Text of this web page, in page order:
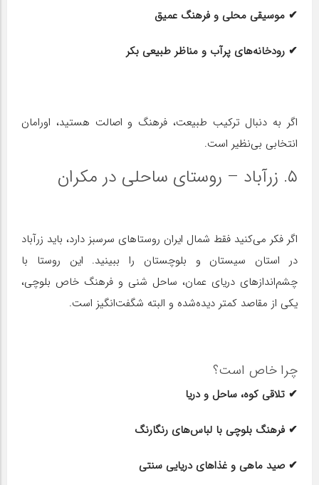
✔ موسیقی محلی و فرهنگ عمیق
✔ رودخانه‌های پرآب و مناظر طبیعی بکر
اگر به دنبال ترکیب طبیعت، فرهنگ و اصالت هستید، اورامان
انتخابی بی‌نظیر است.
۵. زرآباد – روستای ساحلی در مکران
اگر فکر می‌کنید فقط شمال ایران روستاهای سرسبز دارد، باید زرآباد
در استان سیستان و بلوچستان را ببینید. این روستا با
چشم‌اندازهای دریای عمان، ساحل شنی و فرهنگ خاص بلوچی،
یکی از مقاصد کمتر دیده‌شده و البته شگفت‌انگیز است.
چرا خاص است؟
✔ تلاقی کوه، ساحل و دریا
✔ فرهنگ بلوچی با لباس‌های رنگارنگ
✔ صید ماهی و غذاهای دریایی سنتی